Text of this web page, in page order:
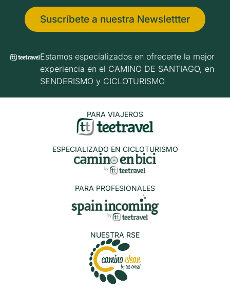
Suscríbete a nuestra Newslettter
Estamos especializados en ofrecerte la mejor
experiencia en el CAMINO DE SANTIAGO, en
SENDERISMO y CICLOTURISMO
PARA VIAJEROS
ESPECIALIZADO EN CICLOTURISMO
PARA PROFESIONALES
NUESTRA RSE